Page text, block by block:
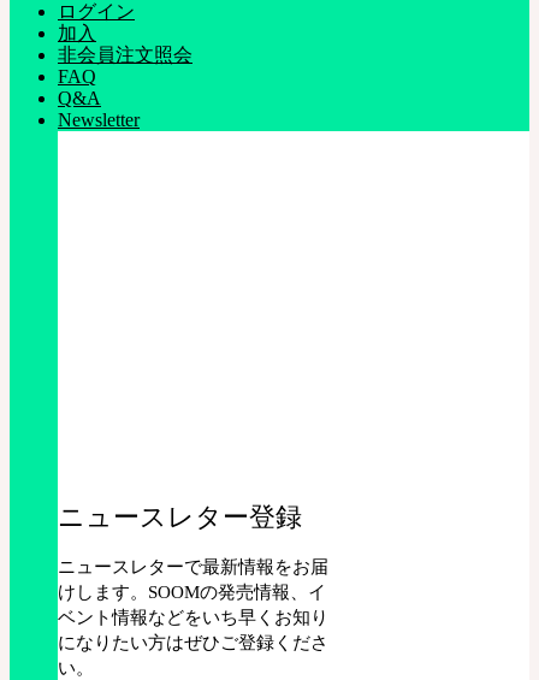
ログイン
加入
非会員注文照会
FAQ
Q&A
Newsletter
ニュースレター登録
ニュースレターで最新情報をお届
けします。SOOMの発売情報、イ
ベント情報などをいち早くお知り
になりたい方はぜひご登録くださ
い。